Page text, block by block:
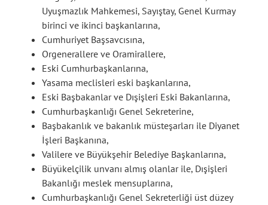
Uyuşmazlık Mahkemesi, Sayıştay, Genel Kurmay
birinci ve ikinci başkanlarına,
Cumhuriyet Başsavcısına,
Orgenerallere ve Oramirallere,
Eski Cumhurbaşkanlarına,
Yasama meclisleri eski başkanlarına,
Eski Başbakanlar ve Dışişleri Eski Bakanlarına,
Cumhurbaşkanlığı Genel Sekreterine,
Başbakanlık ve bakanlık müsteşarları ile Diyanet
İşleri Başkanına,
Valilere ve Büyükşehir Belediye Başkanlarına,
Büyükelçilik unvanı almış olanlar ile, Dışişleri
Bakanlığı meslek mensuplarına,
Cumhurbaşkanlığı Genel Sekreterliği üst düzey